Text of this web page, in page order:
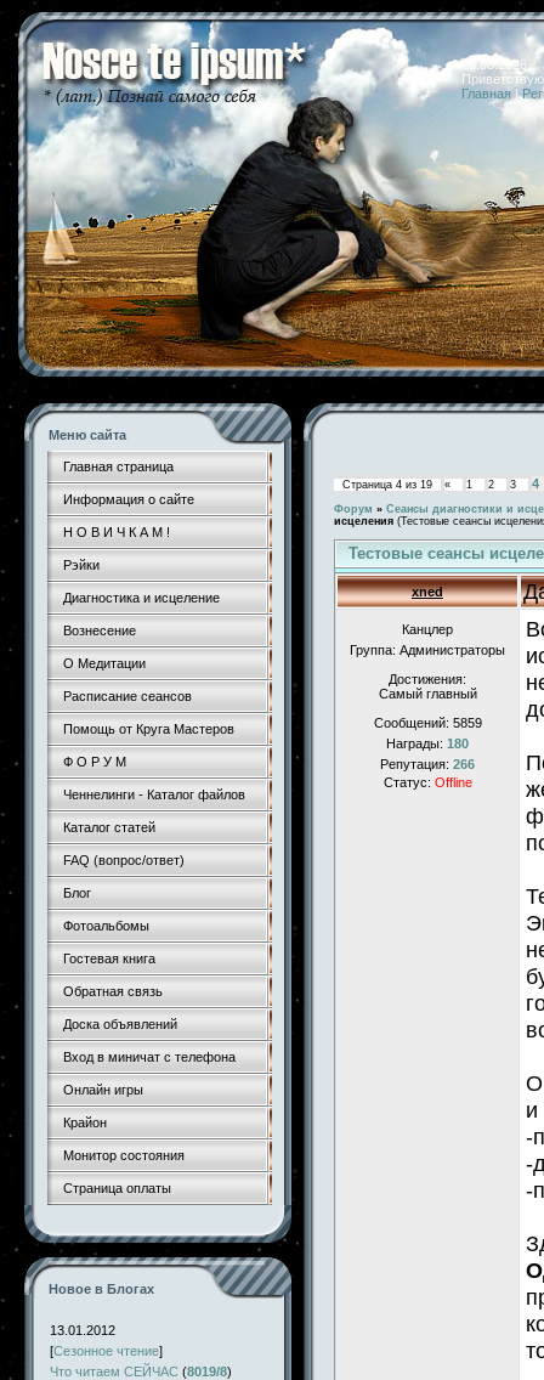
10.08.2026
Главная |
Меню сайта
Главная страница
Информация о сайте
Н О В И Ч К А М !
Рэйки
Диагностика и исцеление
Вознесение
О Медитации
Расписание сеансов
Помощь от Круга Мастеров
Ф О Р У М
Ченнелинги - Каталог файлов
Каталог статей
FAQ (вопрос/ответ)
Блог
Фотоальбомы
Гостевая книга
Обратная связь
Доска объявлений
Вход в миничат с телефона
Онлайн игры
Крайон
Монитор состояния
Страница оплаты
Новое в Блогах
13.01.2012
[Сезонное чтение]
Что читаем СЕЙЧАС (8019/8)
Страница 4 из 19 « 1 2 3 4
Форум » Сеансы диагностики и
исцеления (Тестовые сеансы
Тестовые сеансы
xned
Канцлер
Группа: Администраторы
Достижения:
Самый главный
Сообщений: 5859
Награды: 180
Репутация: 266
Статус: Offline
и
-
-
-